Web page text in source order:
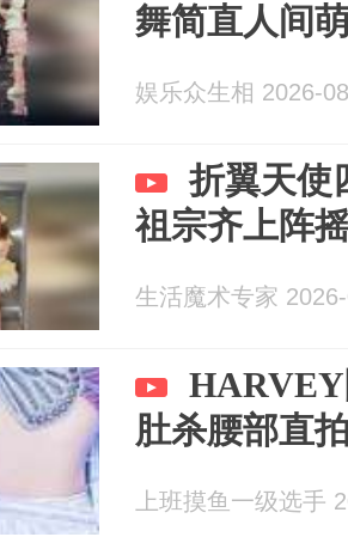
舞简直人间
娱乐众生相 2026-
折翼天使
祖宗齐上阵
生活魔术专家
肚杀腰部直
上班摸鱼一级选手